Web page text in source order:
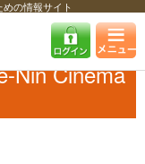
の情報サイト
上映会予約サイト
Nin Cinema